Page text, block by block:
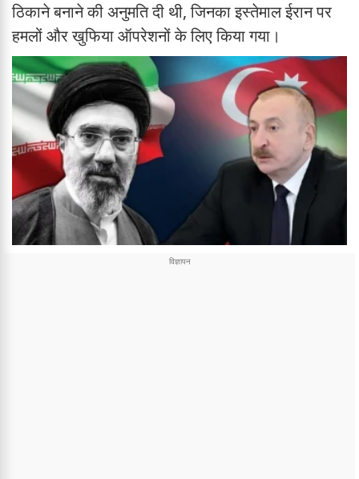
ठिकाने बनाने की अनुमति दी थी, जिनका इस्तेमाल ईरान पर
हमलों और खुफिया ऑपरेशनों के लिए किया गया।